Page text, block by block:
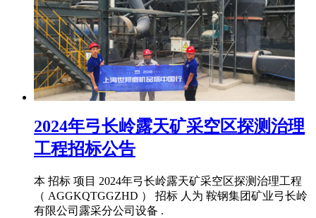
2024年弓长岭露天矿采空区探测治理
工程招标公告
本 招标 项目 2024年弓长岭露天矿采空区探测治理工程
（ AGGKQTGGZHD ） 招标 人为 鞍钢集团矿业弓长岭
有限公司露采分公司设备 .